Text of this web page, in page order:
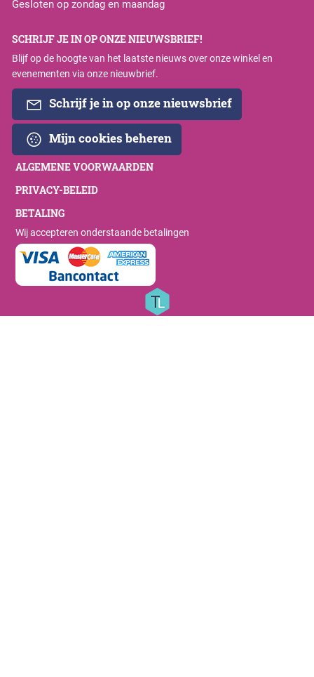
Gesloten op zondag en maandag
SCHRIJF JE IN OP ONZE NIEUWSBRIEF!
Blijf op de hoogte van het laatste nieuws over onze winkel en
evenementen via onze nieuwbrief.
Schrijf je in op onze nieuwsbrief
Mijn cookies beheren
ALGEMENE VOORWAARDEN
PRIVACY-BELEID
BETALING
Wij accepteren onderstaande betalingen